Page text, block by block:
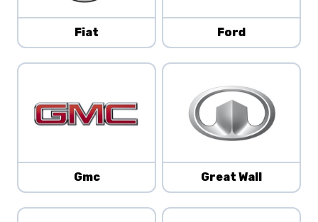
Fiat Ford
Gmc Great Wall